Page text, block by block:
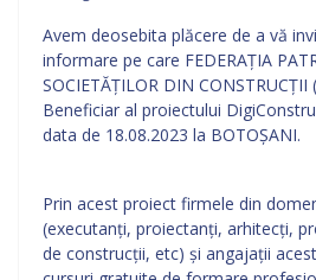
Avem deosebita plăcere de a vă
informare pe care FEDERAȚIA
SOCIETĂȚILOR DIN
Beneficiar al proiectului
data de 18.08.2023 la BOTOȘANI.
Prin acest proiect firmele din
(executanți, proiectanți, arhitecți,
de construcții, etc) și angajații